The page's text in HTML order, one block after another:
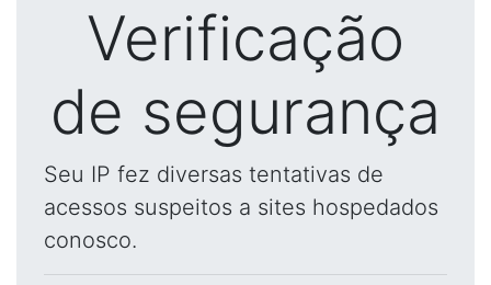
Verificação
de segurança
Seu IP fez diversas tentativas de
acessos suspeitos a sites hospedados
conosco.